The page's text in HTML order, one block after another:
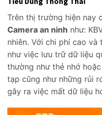
Trên thị trường hiện nay
Camera an ninh như:
nhiên. Với chi phí cao
như việc lưu trữ dữ liệu
thường như thẻ nhớ
tạp cũng như những rủi
gây ra việc mất dữ liệu